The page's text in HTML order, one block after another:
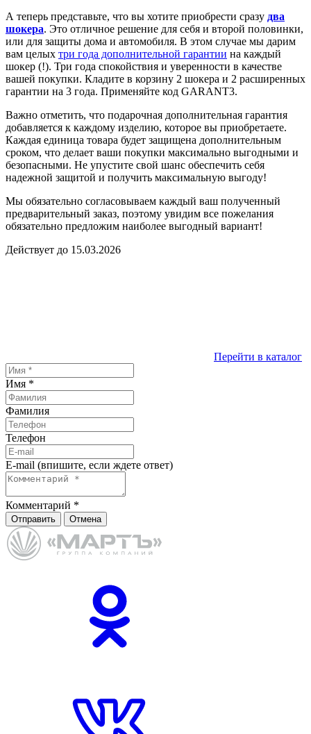
А теперь представьте, что вы хотите приобрести сразу два
шокера. Это отличное решение для себя и второй половинки,
или для защиты дома и автомобиля. В этом случае мы дарим
вам целых три года дополнительной гарантии на каждый
шокер (!). Три года спокойствия и уверенности в качестве
вашей покупки. Кладите в корзину 2 шокера и 2 расширенных
гарантии на 3 года. Применяйте код GARANT3.
Важно отметить, что подарочная дополнительная гарантия
добавляется к каждому изделию, которое вы приобретаете.
Каждая единица товара будет защищена дополнительным
сроком, что делает ваши покупки максимально выгодными и
безопасными. Не упустите свой шанс обеспечить себя
надежной защитой и получить максимальную выгоду!
Мы обязательно согласовываем каждый ваш полученный
предварительный заказ, поэтому увидим все пожелания
обязательно предложим наиболее выгодный вариант!
Действует до 15.03.2026
Перейти в каталог
Имя *
Фамилия
Телефон
E-mail (впишите, если ждете ответ)
Комментарий *
Отправить Отмена